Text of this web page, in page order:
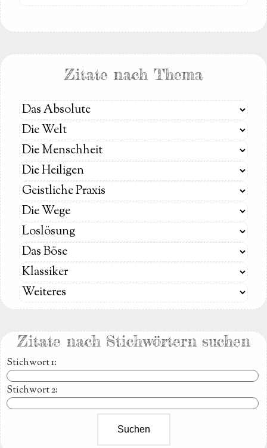
Zitate nach Thema
Zitate nach Stichwörtern suchen
Stichwort 1:
Stichwort 2: